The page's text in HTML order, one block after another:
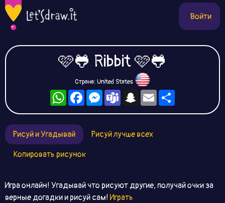
Войти
🩷🐸 Ribbit 🩷🐸
Страна: United States
WhatsAppFacebookMessengerTeamsSnapchat
Email
Рисуй и Угадывай
Рисуй лучше всех
Копировать рисунок
Игра онлайн! Угадывай что рисуют другие, получай очки за
верные догадки и рисуй сам! Играть